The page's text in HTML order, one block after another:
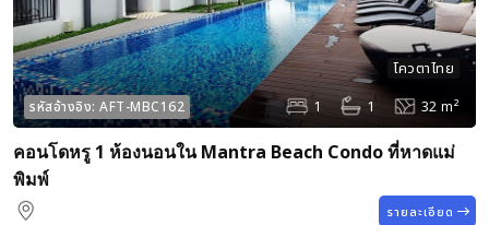
โควตาไทย
รหัสอ้างอิง: AFT-MBC162 1 1 32 m²
คอนโดหรู 1 ห้องนอนใน Mantra Beach Condo ที่หาดแม่
พิมพ์
รายละเอียด